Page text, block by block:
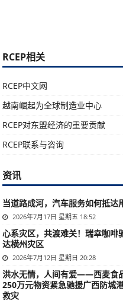
RCEP相关
RCEP中文网
越南崛起为全球制造业中心
RCEP对东盟经济的重要贡献
RCEP联系与咨询
资讯
当道路成河，汽车服务如何抵达
2026年7月17日 星期五 18:52
心系灾区，共渡难关！瑞幸咖啡
达横州灾区
2026年7月12日 星期日 20:28
洪水无情，人间有爱——西麦食
250万元物资紧急驰援广西防城
救灾